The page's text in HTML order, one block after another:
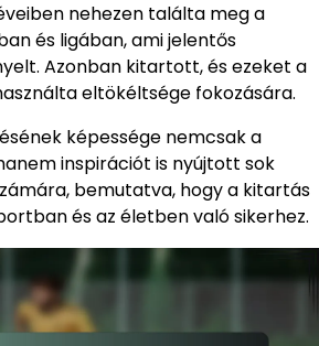
nehezen találta meg a
és ligában, ami jelentős
Azonban kitartott, és ezeket a
eltökéltsége fokozására.
képessége nemcsak a
inspirációt is nyújtott sok
bemutatva, hogy a kitartás
és az életben való sikerhez.